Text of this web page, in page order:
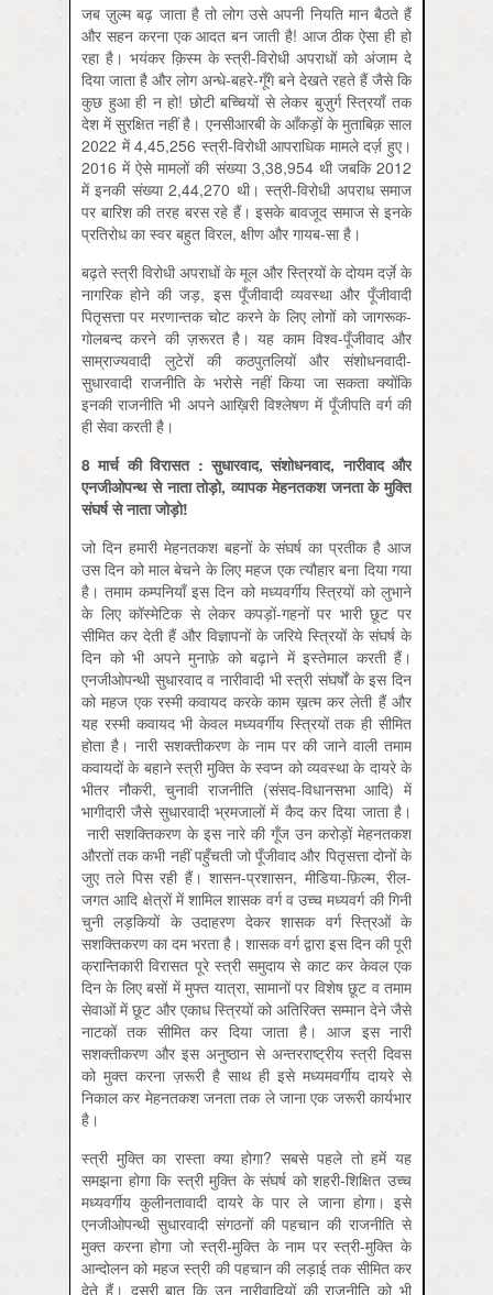
जब ज़ुल्म बढ़ जाता है तो लोग उसे अपनी नियति मान बैठते हैं
और सहन करना एक आदत बन जाती है! आज ठीक ऐसा ही हो
रहा है। भयंकर क़िस्म के स्त्री-विरोधी अपराधों को अंजाम दे
दिया जाता है और लोग अन्धे-बहरे-गूँगे बने देखते रहते हैं जैसे कि
कुछ हुआ ही न हो! छोटी बच्चियों से लेकर बुज़ुर्ग स्त्रियाँ तक
देश में सुरक्षित नहीं है। एनसीआरबी के आँकड़ों के मुताबिक़ साल
2022 में 4,45,256 स्त्री-विरोधी आपराधिक मामले दर्ज़ हुए।
2016 में ऐसे मामलों की संख्या 3,38,954 थी जबकि 2012
में इनकी संख्या 2,44,270 थी। स्त्री-विरोधी अपराध समाज
पर बारिश की तरह बरस रहे हैं। इसके बावजूद समाज से इनके
प्रतिरोध का स्वर बहुत विरल, क्षीण और गायब-सा है।
बढ़ते स्त्री विरोधी अपराधों के मूल और स्त्रियों के दोयम दर्ज़े के
नागरिक होने की जड़, इस पूँजीवादी व्यवस्था और पूँजीवादी
पितृसत्ता पर मरणान्तक चोट करने के लिए लोगों को जागरूक-
गोलबन्द करने की ज़रूरत है। यह काम विश्व-पूँजीवाद और
साम्राज्यवादी लुटेरों की कठपुतलियों और संशोधनवादी-
सुधारवादी राजनीति के भरोसे नहीं किया जा सकता क्योंकि
इनकी राजनीति भी अपने आख़िरी विश्लेषण में पूँजीपति वर्ग की
ही सेवा करती है।
8मार्चकीविरासत :सुधारवाद,संशोधनवाद,नारीवाद और
एनजीओपन्थसेनातातोड़ो,व्यापकमेहनतकशजनताकेमुक्ति
संघर्षसेनाताजोड़ो!
जो दिन हमारी मेहनतकश बहनों के संघर्ष का प्रतीक है आज
उस दिन को माल बेचने के लिए महज एक त्यौहार बना दिया गया
है। तमाम कम्पनियाँ इस दिन को मध्यवर्गीय स्त्रि‍यों को लुभाने
के लिए कॉस्मेटिक से लेकर कपड़ों-गहनों पर भारी छूट पर
सीमित कर देती हैं और विज्ञापनों के जरिये स्त्रियों के संघर्ष के
दिन को भी अपने मुनाफ़े को बढ़ाने में इस्तेमाल करती हैं।
एनजीओपन्थी सुधारवाद व नारीवादी भी स्त्री संघर्षों के इस दिन
को महज एक रस्मी कवायद करके काम ख़त्म कर लेती हैं और
यह रस्मी कवायद भी केवल मध्यवर्गीय स्त्रियों तक ही सीमित
होता है। नारी सशक्तीकरण के नाम पर की जाने वाली तमाम
कवायदों के बहाने स्त्री मुक्ति के स्वप्न को व्यवस्था के दायरे के
भीतर नौकरी, चुनावी राजनीति (संसद-विधानसभा आदि) में
भागीदारी जैसे सुधारवादी भ्रमजालों में कैद कर दिया जाता है।
नारी सशक्तिकरण के इस नारे की गूँज उन करोड़ों मेहनतकश
औरतों तक कभी नहीं पहुँचती जो पूँजीवाद और पितृसत्ता दोनों के
जुए तले पिस रही हैं। शासन-प्रशासन, मीडिया-फ़िल्म, रील-
जगत आदि क्षेत्रों में शामिल शासक वर्ग व उच्च मध्यवर्ग की गिनी
चुनी लड़कियों के उदाहरण देकर शासक वर्ग स्त्रि‍ओं के
सशक्तिकरण का दम भरता है। शासक वर्ग द्वारा इस दिन की पूरी
क्रान्तिकारी विरासत पूरे स्त्री समुदाय से काट कर केवल एक
दिन के लिए बसों में मुफ्त यात्रा, सामानों पर विशेष छूट व तमाम
सेवाओं में छूट और एकाध स्त्रियों को अतिरिक्त सम्मान देने जैसे
नाटकों तक सीमित कर दिया जाता है। आज इस नारी
सशक्तीकरण और इस अनुष्ठान से अन्तरराष्ट्रीय स्त्री दिवस
को मुक्त करना ज़रूरी है साथ ही इसे मध्यमवर्गीय दायरे से
निकाल कर मेहनतकश जनता तक ले जाना एक जरूरी कार्यभार
है।
स्त्री मुक्ति का रास्ता क्या होगा? सबसे पहले तो हमें यह
समझना होगा कि स्त्री मुक्ति के संघर्ष को शहरी-शिक्षित उच्च
मध्यवर्गीय कुलीनतावादी दायरे के पार ले जाना होगा। इसे
एनजीओपन्थी सुधारवादी संगठनों की पहचान की राजनीति से
मुक्त करना होगा जो स्त्री-मुक्ति के नाम पर स्त्री-मुक्ति के
आन्दोलन को महज स्त्री की पहचान की लड़ाई तक सीमित कर
देते हैं। दूसरी बात कि उन नारीवादियों की राजनीति को भी